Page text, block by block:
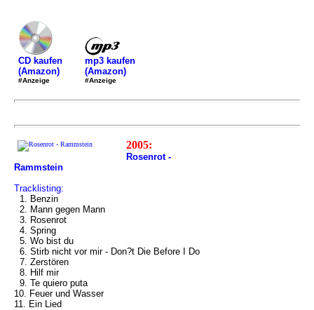
CD kaufen
(Amazon)
#Anzeige
mp3 kaufen
(Amazon)
#Anzeige
2005:
Rosenrot -
Rammstein
Tracklisting:
1. Benzin
2. Mann gegen Mann
3. Rosenrot
4. Spring
5. Wo bist du
6. Stirb nicht vor mir - Don?t Die Before I Do
7. Zerstören
8. Hilf mir
9. Te quiero puta
10. Feuer und Wasser
11. Ein Lied